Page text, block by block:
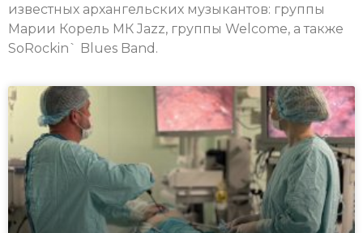
известных архангельских музыкантов: группы
Марии Корель МК Jazz, группы Welcome, а также
SoRockin` Blues Band.